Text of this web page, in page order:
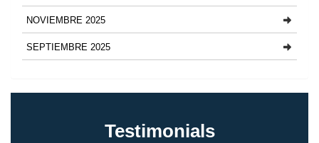
NOVIEMBRE 2025
SEPTIEMBRE 2025
Testimonials